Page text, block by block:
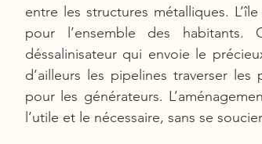
entre les structures métalliques.
pour l’ensemble des habitants.
déssalinisateur qui envoie le
d’ailleurs les pipelines traverser
pour les générateurs.
l’utile et le nécessaire, sans se